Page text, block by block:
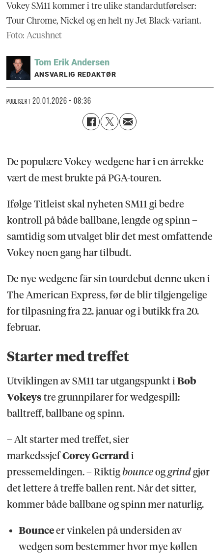
Vokey SM11 kommer i tre ulike standardutførelser:
Tour Chrome, Nickel og en helt ny Jet Black-variant.
Foto: Acushnet
Tom Erik Andersen
ANSVARLIG REDAKTØR
PUBLISERT 20.01.2026 - 08:36
De populære Vokey-wedgene har i en årrekke
vært de mest brukte på PGA-touren.
Ifølge Titleist skal nyheten SM11 gi bedre
kontroll på både ballbane, lengde og spinn –
samtidig som utvalget blir det mest omfattende
Vokey noen gang har tilbudt.
De nye wedgene får sin tourdebut denne uken i
The American Express, før de blir tilgjengelige
for tilpasning fra 22. januar og i butikk fra 20.
februar.
Starter med treffet
Utviklingen av SM11 tar utgangspunkt i Bob
Vokeys tre grunnpilarer for wedgespill:
balltreff, ballbane og spinn.
– Alt starter med treffet, sier
markedssjefCorey Gerrardi
pressemeldingen. – Riktigbounceog grindgjør
det lettere å treffe ballen rent. Når det sitter,
kommer både ballbane og spinn mer naturlig.
Bounceer vinkelen på undersiden av
wedgen som bestemmer hvor mye køllen